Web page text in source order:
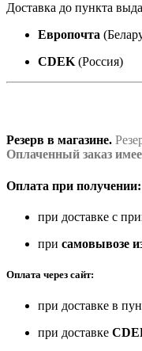
Доставка до пункта
Европочта
CDEK (Россия)
Резерв в магазине.
Оплаченный заказ
Оплата при получении:
при доставке с
при самовывозе
Оплата через сайт:
при доставке в
при доставке